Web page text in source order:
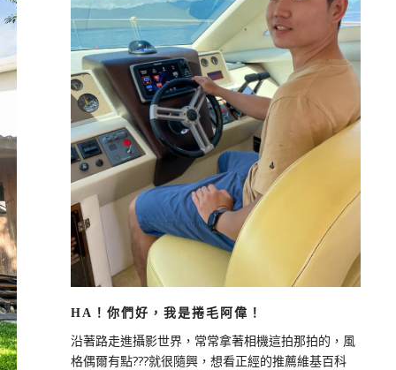
HA！你們好，我是捲毛阿偉！
沿著路走進攝影世界，常常拿著相機這拍那拍的，風
格偶爾有點???就很隨興，想看正經的推薦維基百科